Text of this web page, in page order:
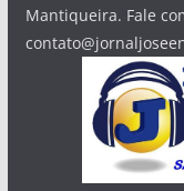
Mantiqueira. Fale